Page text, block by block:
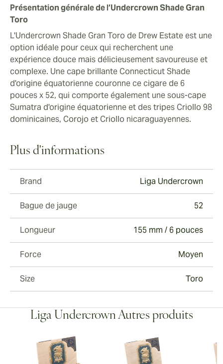
Présentation générale de l’Undercrown Shade Gran
Toro
L'Undercrown Shade Gran Toro de Drew Estate est une
option idéale pour ceux qui recherchent une
expérience douce mais délicieusement savoureuse et
complexe. Une cape brillante Connecticut Shade
d'origine équatorienne couronne ce cigare de 6
pouces x 52, qui comporte également une sous-cape
Sumatra d'origine équatorienne et des tripes Criollo 98
dominicaines, Corojo et Criollo nicaraguayennes.
Plus d'informations
Brand Liga Undercrown
Bague de jauge 52
Longueur 155 mm / 6 pouces
Force Moyen
Size Toro
Liga Undercrown Autres produits